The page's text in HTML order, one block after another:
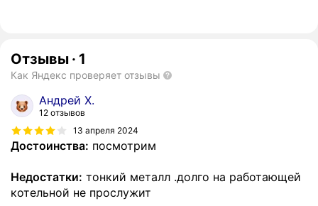
Отзывы · 1
Как Яндекс проверяет отзывы
Андрей Х.
12 отзывов
13 апреля 2024
Достоинства: посмотрим
Недостатки: тонкий металл .долго на работающей
котельной не прослужит